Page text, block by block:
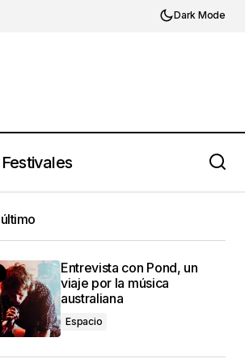
Dark Mode
Festivales
The Growlers vuelve a México
Entrevista con Pond, un
viaje por la música
australiana
Espacio